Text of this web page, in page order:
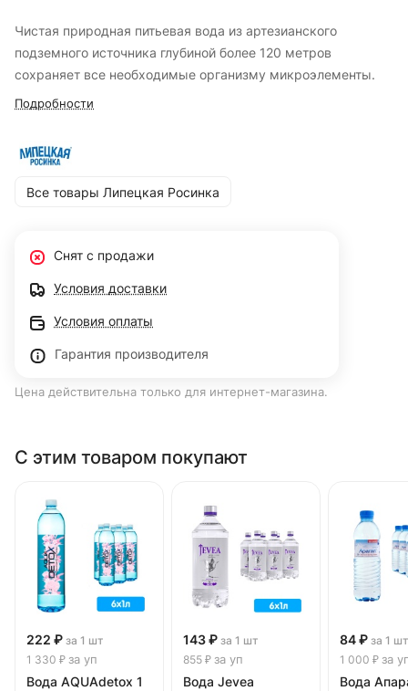
Чистая природная питьевая вода из артезианского
подземного источника глубиной более 120 метров
сохраняет все необходимые организму микроэлементы.
Подробности
Все товары Липецкая Росинка
Снят с продажи
Условия доставки
Условия оплаты
Гарантия производителя
Цена действительна только для интернет-магазина.
С этим товаром покупают
222 ₽ за 1 шт
1 330 ₽ за уп
Вода AQUAdetox 1
143 ₽ за 1 шт
855 ₽ за уп
Вода Jevea
84 ₽ за 1 шт
1 000 ₽ за
Вода